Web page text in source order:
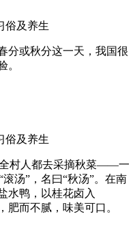
分或秋分这一天，我国很
。
村人都去采摘秋菜——一
汤”，名曰“秋汤”。在南
水鸭，以桂花卤入
肥而不腻，味美可口。